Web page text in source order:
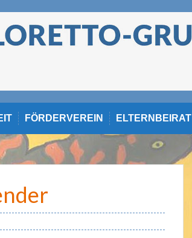
FÖRDERVEREIN ELTERNBEIRAT